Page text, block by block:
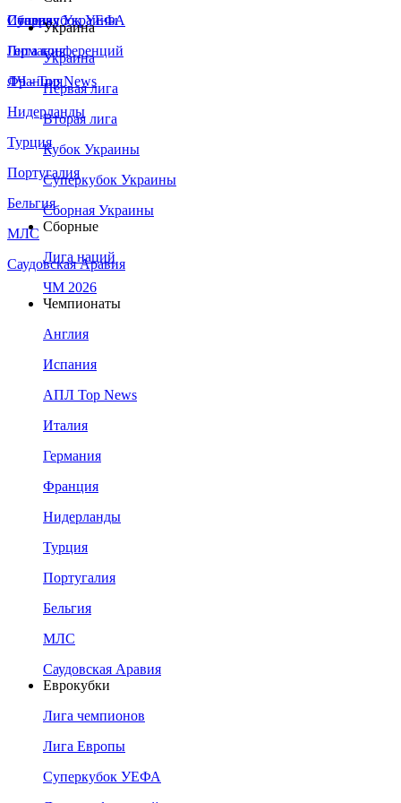
Сборная Украины
Италия
Германия
Франция
Нидерланды
Турция
Португалия
Бельгия
МЛС
Саудовская Аравия
Суперкубок УЕФА
Лига конференций
ЛЧ - Top News
Украина
Украина
Первая лига
Вторая лига
Кубок Украины
Суперкубок Украины
Сборная Украины
Сборные
Лига наций
ЧМ 2026
Чемпионаты
Англия
Испания
АПЛ Top News
Италия
Германия
Франция
Нидерланды
Турция
Португалия
Бельгия
МЛС
Саудовская Аравия
Еврокубки
Лига чемпионов
Лига Европы
Суперкубок УЕФА